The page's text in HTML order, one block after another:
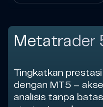
Metatrader
Tingkatkan
dengan MT5 –
analisis tanpa